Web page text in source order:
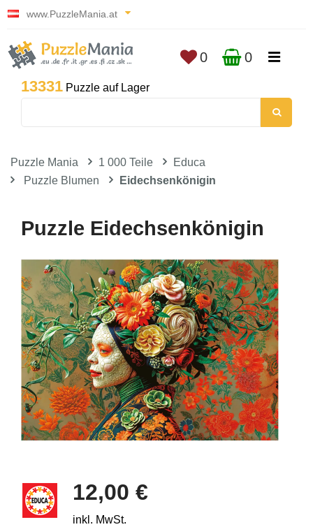
www.PuzzleMania.at
13331 Puzzle auf Lager
0 0
Puzzle Mania 1 000 Teile
Educa
Puzzle Blumen
Eidechsenkönigin
Puzzle Eidechsenkönigin
12,00 €
inkl. MwSt.